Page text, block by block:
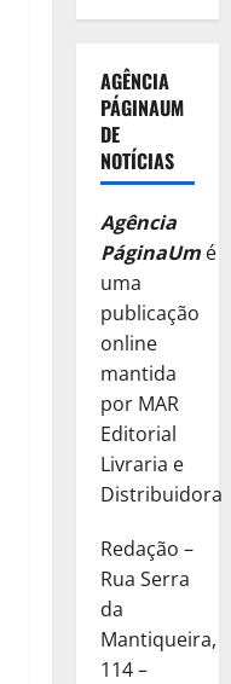
AGÊNCIA
PÁGINAUM
DE
NOTÍCIAS
Agência
PáginaUmé
uma
publicação
online
mantida
por MAR
Editorial
Livraria e
Distribuidora
Redação –
Rua Serra
da
Mantiqueira,
114 –